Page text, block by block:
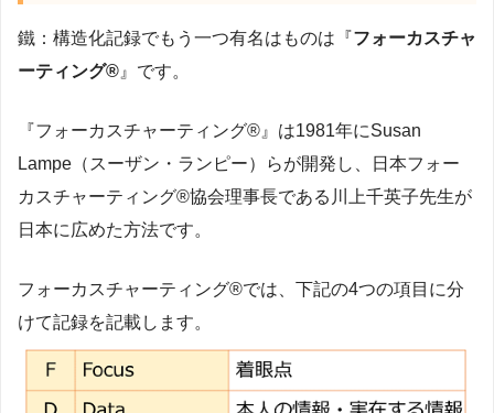
鐵：構造化記録でもう一つ有名はものは『フォーカスチャ
ーティング® 』です。
『フォーカスチャーティング®』は1981年にSusan
Lampe（スーザン・ランピー）らが開発し、日本フォー
カスチャーティング®協会理事長である川上千英子先生が
日本に広めた方法です。
フォーカスチャーティング®では、下記の4つの項目に分
けて記録を記載します。